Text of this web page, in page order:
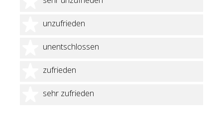
unzufrieden
2 Sterne
unentschlossen
3 Sterne
zufrieden
4 Sterne
sehr zufrieden
5 Sterne